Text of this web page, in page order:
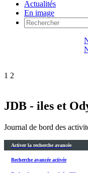
Actualités
En image
1 2
JDB - iles et
Journal de bord des
Activer la recherche avancée
Recherche avancée activée